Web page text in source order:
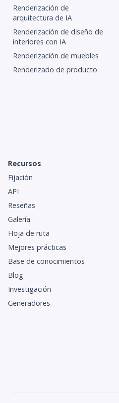
Renderización de
arquitectura de IA
Renderización de diseño de
interiores con IA
Renderización de muebles
Renderizado de producto
Recursos
Fijación
API
Reseñas
Galería
Hoja de ruta
Mejores prácticas
Base de conocimientos
Blog
Investigación
Generadores